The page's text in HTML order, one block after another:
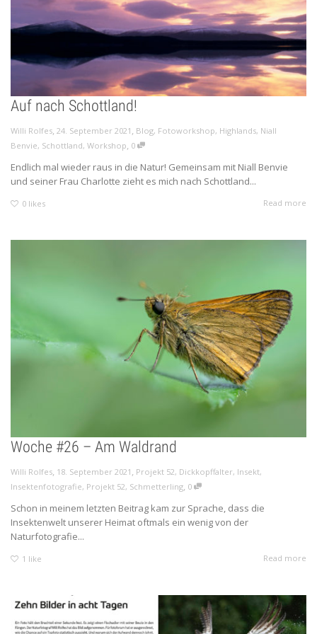
Auf nach Schottland!
Willi Rolfes, 24. September 2021 , Blog, Fotoworkshop, Highlands, Niall
Benvie, Schottland, Workshop, 0
Endlich mal wieder raus in die Natur! Gemeinsam mit Niall Benvie
und seiner Frau Charlotte zieht es mich nach Schottland...
0 likes Read more
Woche #26 – Am Waldrand
Willi Rolfes, 18. September 2021 , Projekt 52, Dickkopffalter, Insekt,
Insektenfotografie, Projekt 52, Schmetterling, 0
Schon in meinem letzten Beitrag kam zur Sprache, dass die
Insektenwelt unserer Heimat oftmals ein wenig von der
Naturfotografie...
1 like Read more